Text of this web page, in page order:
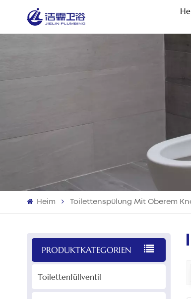
Heim Toilettenspülung Mit Oberem
PRODUKTKATEGORIEN
Toilettenfüllventil